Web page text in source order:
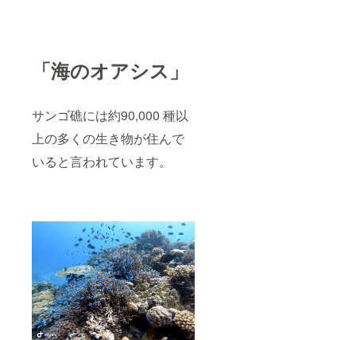
「海のオアシス」
サンゴ礁には約90,000 種以
上の多くの生き物が住んで
いると言われています。